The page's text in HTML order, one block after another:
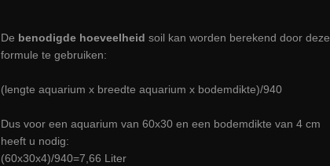
De benodigde hoeveelheid soil kan worden berekend door deze
formule te gebruiken:
(lengte aquarium x breedte aquarium x bodemdikte)/940
Dus voor een aquarium van 60x30 en een bodemdikte van 4 cm
heeft u nodig:
(60x30x4)/940=7,66 Liter